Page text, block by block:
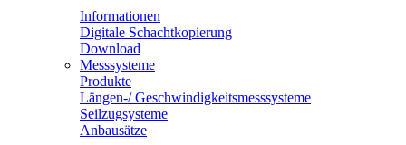
Informationen
Digitale Schachtkopierung
Download
Messsysteme
Produkte
Längen-/ Geschwindigkeitsmesssysteme
Seilzugsysteme
Anbausätze